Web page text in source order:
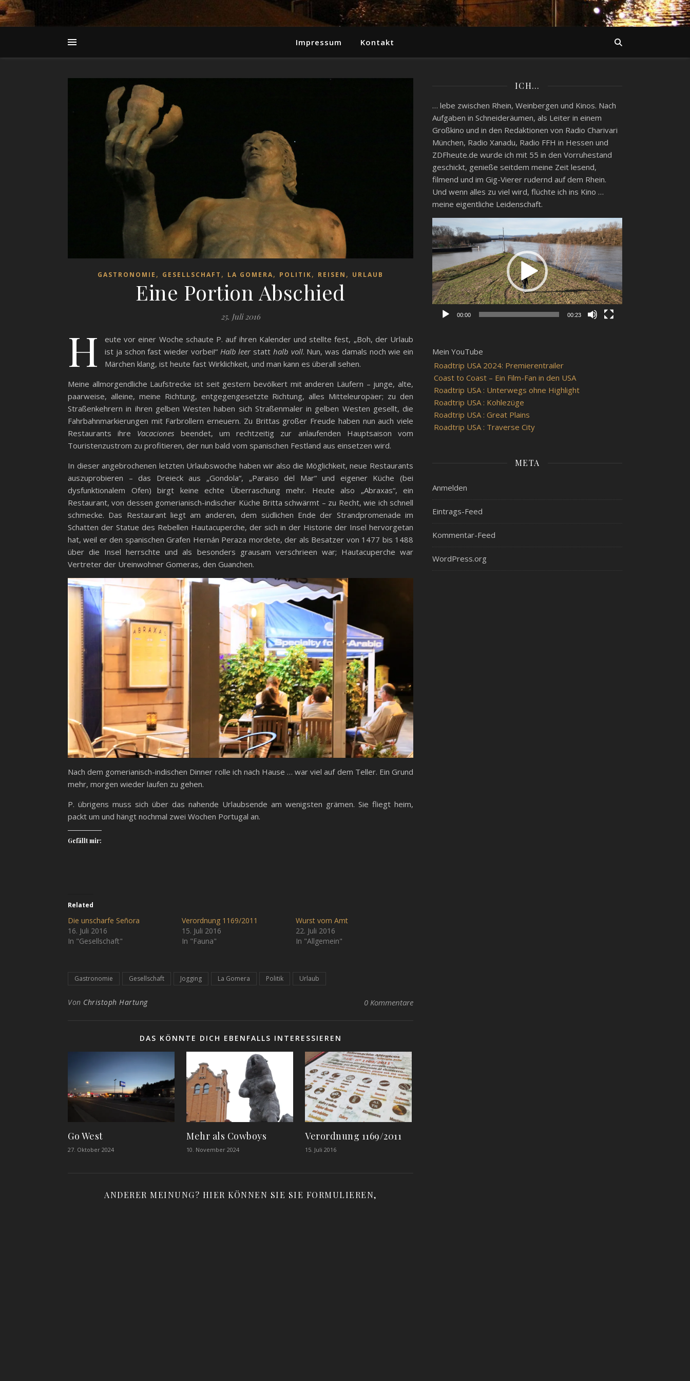
Impressum Kontakt
GASTRONOMIE , GESELLSCHAFT , LA GOMERA, POLITIK, REISEN , URLAUB
Eine Portion Abschied
25. Juli 2016
H
eute vor einer Woche schaute P. auf ihren Kalender und stellte fest, „Boh, der Urlaub
ist ja schon fast wieder vorbei!“ Halb leerstatt halb voll. Nun, was damals noch wie ein
Märchen klang, ist heute fast Wirklichkeit, und man kann es überall sehen.
Meine allmorgendliche Laufstrecke ist seit gestern bevölkert mit anderen Läufern – junge, alte,
paarweise, alleine, meine Richtung, entgegengesetzte Richtung, alles Mitteleuropäer; zu den
Straßenkehrern in ihren gelben Westen haben sich Straßenmaler in gelben Westen gesellt, die
Fahrbahnmarkierungen mit Farbrollern erneuern. Zu Brittas großer Freude haben nun auch viele
Restaurants ihre Vacaciones beendet, um rechtzeitig zur anlaufenden Hauptsaison vom
Touristenzustrom zu profitieren, der nun bald vom spanischen Festland aus einsetzen wird.
In dieser angebrochenen letzten Urlaubswoche haben wir also die Möglichkeit, neue Restaurants
auszuprobieren – das Dreieck aus „Gondola“, „Paraiso del Mar“ und eigener Küche (bei
dysfunktionalem Ofen) birgt keine echte Überraschung mehr. Heute also „Abraxas“, ein
Restaurant, von dessen gomerianisch-indischer Küche Britta schwärmt – zu Recht, wie ich schnell
schmecke. Das Restaurant liegt am anderen, dem südlichen Ende der Strandpromenade im
Schatten der Statue des Rebellen Hautacuperche, der sich in der Historie der Insel hervorgetan
hat, weil er den spanischen Grafen Hernán Peraza mordete, der als Besatzer von 1477 bis 1488
über die Insel herrschte und als besonders grausam verschrieen war; Hautacuperche war
Vertreter der Ureinwohner Gomeras, den Guanchen.
Nach dem gomerianisch-indischen Dinner rolle ich nach Hause … war viel auf dem Teller. Ein Grund
mehr, morgen wieder laufen zu gehen.
P. übrigens muss sich über das nahende Urlaubsende am wenigsten grämen. Sie fliegt heim,
packt um und hängt nochmal zwei Wochen Portugal an.
Gefällt mir:
Related
Die unscharfe Señora
16. Juli 2016
In "Gesellschaft"
Verordnung 1169/2011
15. Juli 2016
In "Fauna"
Wurst vom Amt
22. Juli 2016
In "Allgemein"
Gastronomie Gesellschaft Jogging La Gomera Politik Urlaub
Von Christoph Hartung 0 Kommentare
DAS KÖNNTE DICH EBENFALLS INTERESSIEREN
Go West
27. Oktober 2024
Mehr als Cowboys
10. November 2024
Verordnung 1169/2011
15. Juli 2016
ANDERER MEINUNG? HIER KÖNNEN SIE SIE FORMULIEREN,
ICH…
… lebe zwischen Rhein, Weinbergen und Kinos. Nach
Aufgaben in Schneideräumen, als Leiter in einem
Großkino und in den Redaktionen von Radio Charivari
München, Radio Xanadu, Radio FFH in Hessen und
ZDFheute.de wurde ich mit 55 in den Vorruhestand
geschickt, genieße seitdem meine Zeit lesend,
filmend und im Gig-Vierer rudernd auf dem Rhein.
Und wenn alles zu viel wird, flüchte ich ins Kino …
meine eigentliche Leidenschaft.
Video-
Player
00:00 00:23
Mein YouTube
Roadtrip USA 2024: Premierentrailer
Coast to Coast – Ein Film-Fan in den USA
Roadtrip USA : Unterwegs ohne Highlight
Roadtrip USA : Kohlezüge
Roadtrip USA : Great Plains
Roadtrip USA : Traverse City
META
Anmelden
Eintrags-Feed
Kommentar-Feed
WordPress.org